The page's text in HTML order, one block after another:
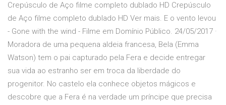
Crepúsculo de Aço filme completo dublado HD Crepúsculo
de Aço filme completo dublado HD Ver mais. E o vento levou
- Gone with the wind - Filme em Domínio Público. 24/05/2017 ·
Moradora de uma pequena aldeia francesa, Bela (Emma
Watson) tem o pai capturado pela Fera e decide entregar
sua vida ao estranho ser em troca da liberdade do
progenitor. No castelo ela conhece objetos mágicos e
descobre que a Fera é na verdade um príncipe que precisa